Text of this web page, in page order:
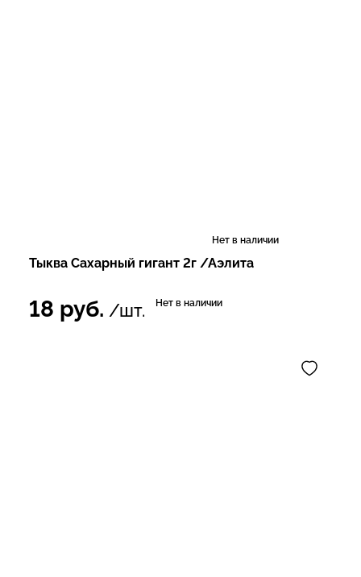
Нет в наличии
Тыква Сахарный гигант 2г /Аэлита
18 руб. /шт. Нет в наличии